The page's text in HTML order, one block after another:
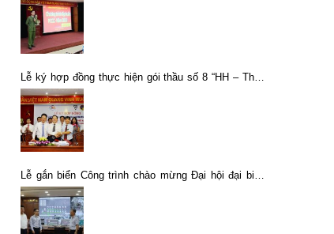
Lễ ký hợp đồng thực hiện gói thầu số 8 “HH – Thiết
kế, cung cấp thiết bị, vật tư và lắp đặt Nhà máy
luyện đồng công suất 20.000 tấn/năm”.
Lễ gắn biển Công trình chào mừng Đại hội đại biểu
Đảng bộ Tổng công ty khoáng sản TKV – CTCP lần
thứ V, nhiệm kỳ 2025 – 2030